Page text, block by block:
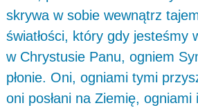
skrywa w sobie wewnątrz
światłości, który gdy jesteśmy
w Chrystusie Panu, ogniem
płonie. Oni, ogniami tymi
oni posłani na Ziemię, ogniami